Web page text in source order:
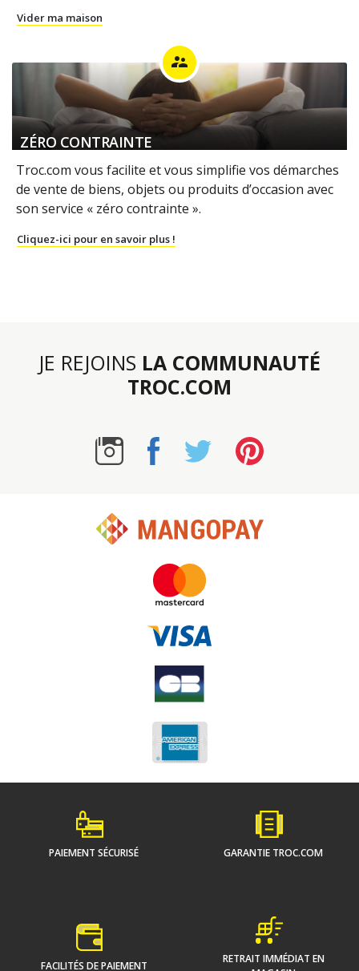
Vider ma maison
supervisor_account
ZÉRO CONTRAINTE
Troc.com vous facilite et vous simplifie vos démarches
de vente de biens, objets ou produits d’occasion avec
son service « zéro contrainte ».
Cliquez-ici pour en savoir plus !
JE REJOINS LA COMMUNAUTÉ
TROC.COM
PAIEMENT SÉCURISÉ GARANTIE TROC.COM
FACILITÉS DE PAIEMENT
RETRAIT IMMÉDIAT EN